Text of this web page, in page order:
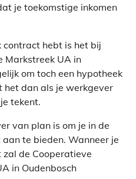
je toekomstige inkomen
contract hebt is het bij
Markstreek UA in
om toch een hypotheek
het dan als je werkgever
tekent.
van plan is om je in de
te bieden. Wanneer je
de Cooperatieve
in Oudenbosch